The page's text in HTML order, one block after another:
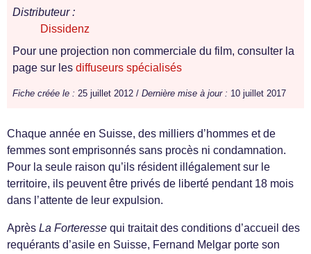
Distributeur :
Dissidenz
Pour une projection non commerciale du film, consulter la
page sur les diffuseurs spécialisés
Fiche créée le : 25 juillet 2012 / Dernière mise à jour : 10 juillet 2017
Chaque année en Suisse, des milliers d’hommes et de
femmes sont emprisonnés sans procès ni condamnation.
Pour la seule raison qu’ils résident illégalement sur le
territoire, ils peuvent être privés de liberté pendant 18 mois
dans l’attente de leur expulsion.
Après La Forteresse qui traitait des conditions d’accueil des
requérants d’asile en Suisse, Fernand Melgar porte son